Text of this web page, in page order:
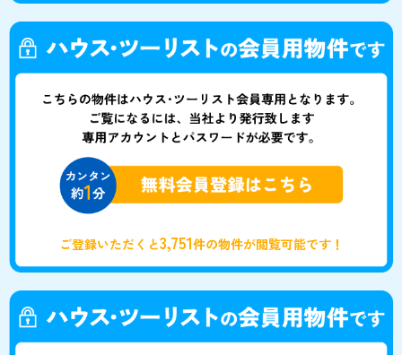
ご登録いただくと3,751件の物件が閲覧可能です！